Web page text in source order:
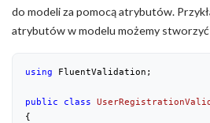
do modeli za pomocą atrybutów.
atrybutów w modelu możemy
using FluentValidation;
public class
{